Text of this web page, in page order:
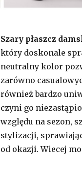
Szary płaszcz
który doskonale
neutralny kolor
zarówno
również bardzo
czyni go
względu na sezon,
stylizacji,
od okazji. Wiecej